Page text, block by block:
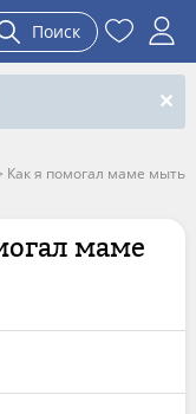
Поиск
Как я помогал маме мыть
маме